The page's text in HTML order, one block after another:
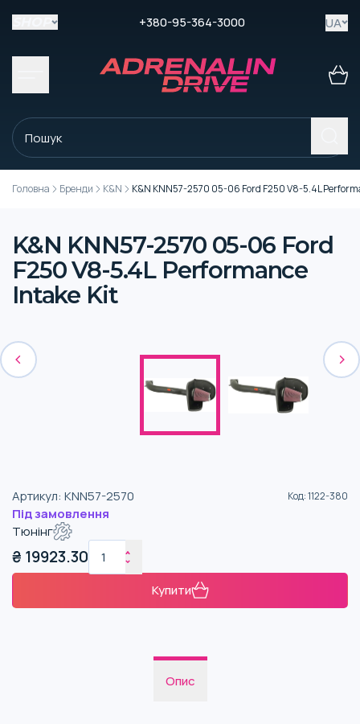
+380-95-364-3000 UA
Головна Бренди K&N K&N KNN57-2570 05-06 Ford F250 V8-5.4L
K&N KNN57-2570 05-06 Ford
F250 V8-5.4L Performance
Intake Kit
Артикул: KNN57-2570 Код:1122-380
Під замовлення
Тюнінг
₴ 19923.30
Купити
Опис